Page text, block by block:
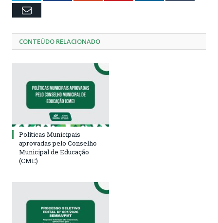
Email
CONTEÚDO RELACIONADO
Políticas Municipais
aprovadas pelo Conselho
Municipal de Educação
(CME)